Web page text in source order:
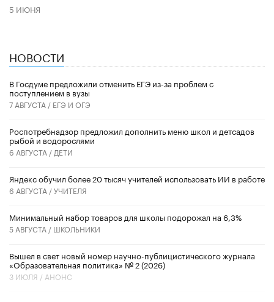
5 ИЮНЯ
НОВОСТИ
В Госдуме предложили отменить ЕГЭ из-за проблем с
поступлением в вузы
7 АВГУСТА / ЕГЭ И ОГЭ
Роспотребнадзор предложил дополнить меню школ и детсадов
рыбой и водорослями
6 АВГУСТА / ДЕТИ
​Яндекс обучил более 20 тысяч учителей использовать ИИ в работе
6 АВГУСТА /УЧИТЕЛЯ
Минимальный набор товаров для школы подорожал на 6,3%
5 АВГУСТА / ШКОЛЬНИКИ
Вышел в свет новый номер научно-публицистического журнала
«Образовательная политика» № 2 (2026)
3 ИЮЛЯ / АНОНС